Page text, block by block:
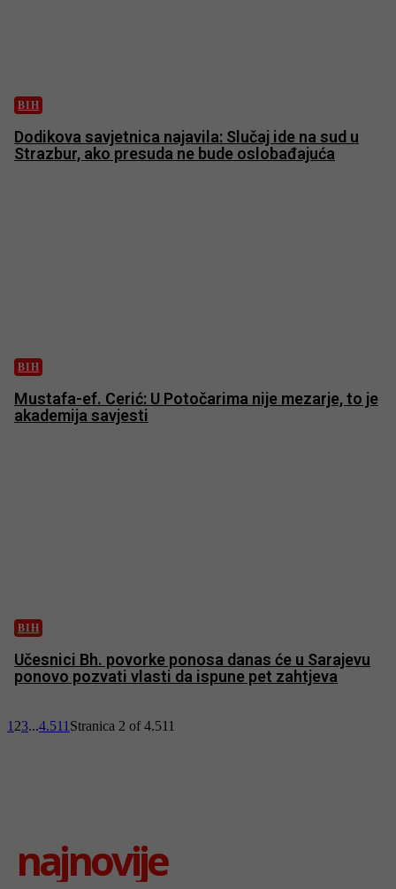
BIH
Dodikova savjetnica najavila: Slučaj ide na sud u
Strazbur, ako presuda ne bude oslobađajuća
BIH
Mustafa-ef. Cerić: U Potočarima nije mezarje, to je
akademija savjesti
BIH
Učesnici Bh. povorke ponosa danas će u Sarajevu
ponovo pozvati vlasti da ispune pet zahtjeva
1 23...4.511 Stranica 2 of 4.511
najnovije